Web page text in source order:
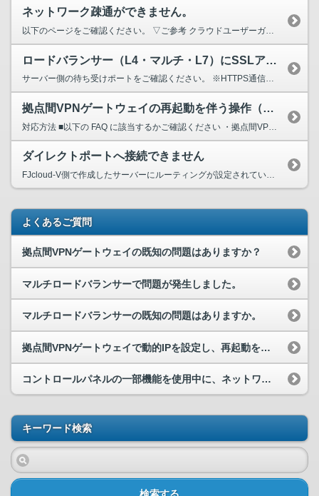
ネットワーク疎通ができません。
以下のページをご確認ください。 ▽ご参考 クラウドユーザーガイド【サポート:ネットワーク通信異常】 https://docs.nifcloud.com/support/guide/ne...
ロードバランサー（L4・マルチ・L7）にSSLアクセラレータオプションを設定したところサイトにアクセスできなくなりました。
サーバー側の待ち受けポートをご確認ください。 ※HTTPS通信の復号をロードバランサーにて行っているため、サーバー側はHTTPで待ち受ける必要があります。
拠点間VPNゲートウェイの再起動を伴う操作（再起動、アップグレード、ロールバック）実施後にVPN接続ができなくなった
ダイレクトポートへ接続できません
FJcloud-V側で作成したサーバーにルーティングが設定されているかどうかを確認してください。 FJcloud-Vのサーバーは通常インターネット側がデフォルトゲートウェイに設定されており、ダ...
よくあるご質問
拠点間VPNゲートウェイの既知の問題はありますか？
マルチロードバランサーで問題が発生しました。
マルチロードバランサーの既知の問題はありますか。
拠点間VPNゲートウェイで動的IPを設定し、再起動を伴う操作（再起動、アップグレード、ロールバック）実施後にVPN接続ができなくなった。
コントロールパネルの一部機能を使用中に、ネットワーク遅延が発生します
キーワード検索
検索する